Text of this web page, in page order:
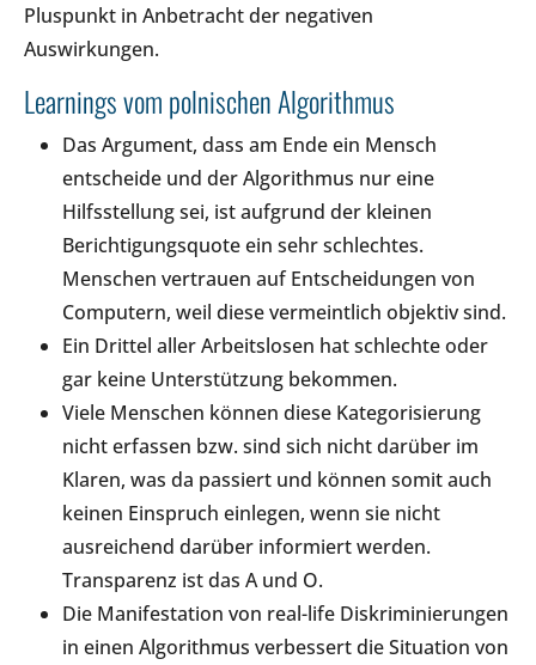
Pluspunkt in Anbetracht der negativen
Auswirkungen.
Learnings vom polnischen Algorithmus
Das Argument, dass am Ende ein Mensch
entscheide und der Algorithmus nur eine
Hilfsstellung sei, ist aufgrund der kleinen
Berichtigungsquote ein sehr schlechtes.
Menschen vertrauen auf Entscheidungen von
Computern, weil diese vermeintlich objektiv sind.
Ein Drittel aller Arbeitslosen hat schlechte oder
gar keine Unterstützung bekommen.
Viele Menschen können diese Kategorisierung
nicht erfassen bzw. sind sich nicht darüber im
Klaren, was da passiert und können somit auch
keinen Einspruch einlegen, wenn sie nicht
ausreichend darüber informiert werden.
Transparenz ist das A und O.
Die Manifestation von real-life Diskriminierungen
in einen Algorithmus verbessert die Situation von